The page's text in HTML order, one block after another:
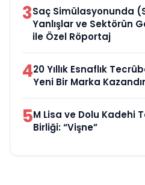
3Saç Simülasyonunda
Yanlışlar ve Sektörün
ile Özel Röportaj
420 Yıllık Esnaflık
Yeni Bir Marka
5M Lisa ve Dolu Kadehi
Birliği: “Vişne”